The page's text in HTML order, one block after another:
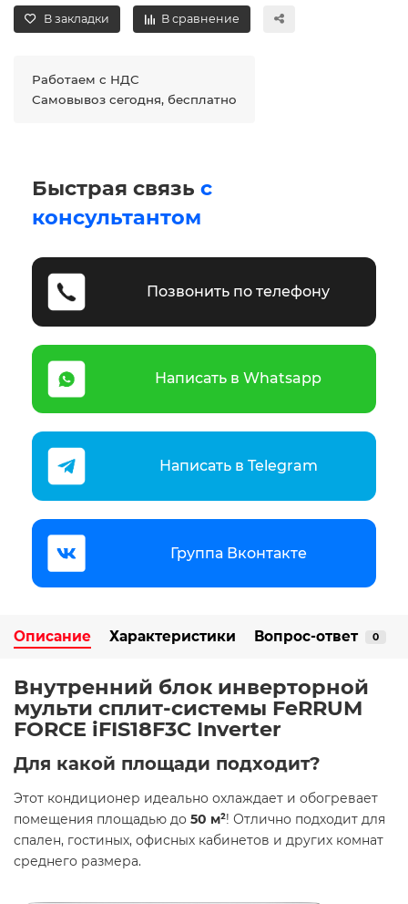
В закладки В сравнение
Работаем с НДС
Самовывоз сегодня, бесплатно
Быстрая связь с
консультантом
Позвонить по телефону
Написать в Whatsapp
Написать в Telegram
Группа Вконтакте
Описание Характеристики Вопрос-ответ 0
Внутренний блок инверторной
мульти сплит-системы FeRRUM
FORCE iFIS18F3С Inverter
Для какой площади подходит?
Этот кондиционер идеально охлаждает и обогревает
помещения площадью до 50 м²! Отлично подходит для
спален, гостиных, офисных кабинетов и других комнат
среднего размера.